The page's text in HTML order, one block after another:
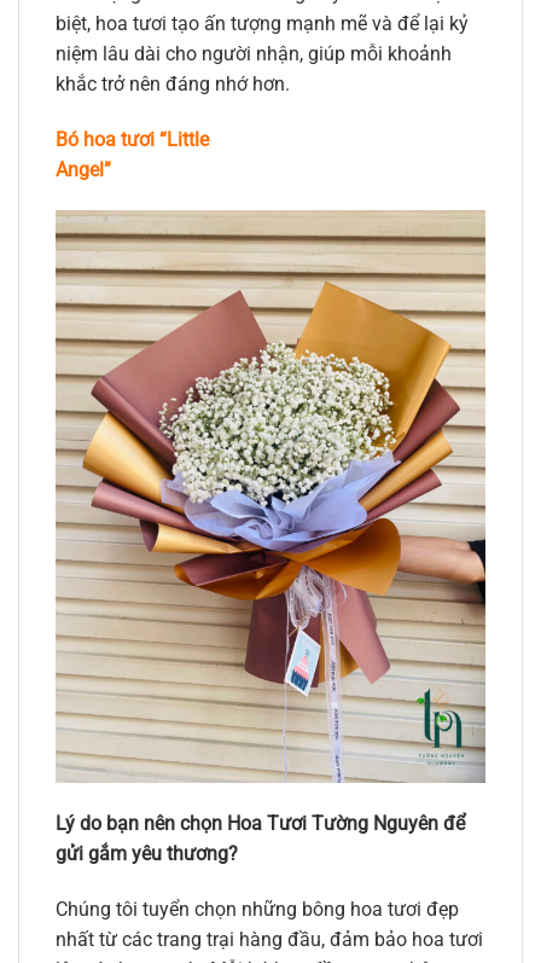
biệt, hoa tươi tạo ấn tượng mạnh mẽ và để lại kỷ
niệm lâu dài cho người nhận, giúp mỗi khoảnh
khắc trở nên đáng nhớ hơn.
Bó hoa tươi “Little
Angel”
Lý do bạn nên chọn Hoa Tươi Tường Nguyên để
gửi gắm yêu thương?
Chúng tôi tuyển chọn những bông hoa tươi đẹp
nhất từ các trang trại hàng đầu, đảm bảo hoa tươi